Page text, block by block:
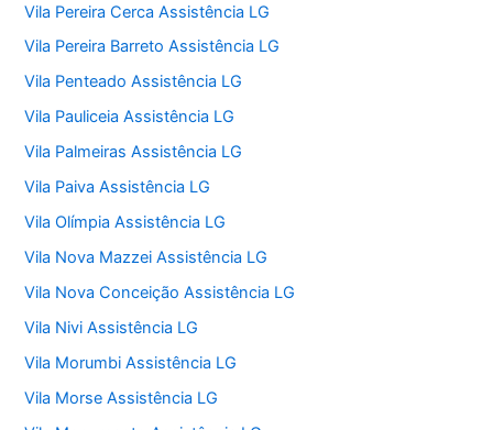
Vila Pereira Cerca Assistência LG
Vila Pereira Barreto Assistência LG
Vila Penteado Assistência LG
Vila Pauliceia Assistência LG
Vila Palmeiras Assistência LG
Vila Paiva Assistência LG
Vila Olímpia Assistência LG
Vila Nova Mazzei Assistência LG
Vila Nova Conceição Assistência LG
Vila Nivi Assistência LG
Vila Morumbi Assistência LG
Vila Morse Assistência LG